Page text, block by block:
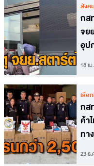
สังค
กส
จย
อุป
18 เ
เลือ
กส
ค้า
ทา
23 ธ.